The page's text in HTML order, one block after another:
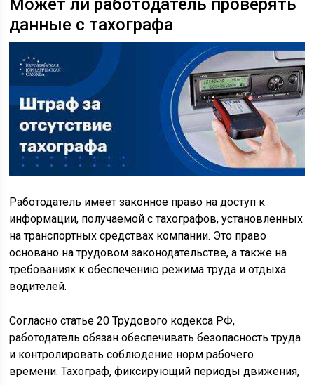
Может ли работодатель проверять
данные с тахографа
Работодатель имеет законное право на доступ к
информации, получаемой с тахографов, установленных
на транспортных средствах компании. Это право
основано на трудовом законодательстве, а также на
требованиях к обеспечению режима труда и отдыха
водителей.
Согласно статье 20 Трудового кодекса РФ,
работодатель обязан обеспечивать безопасность труда
и контролировать соблюдение норм рабочего
времени. Тахограф, фиксирующий периоды движения,